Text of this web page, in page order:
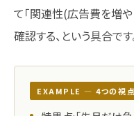
て「関連性(広告費を増
確認する、という具合です
EXAMPLE ― 4つの視点